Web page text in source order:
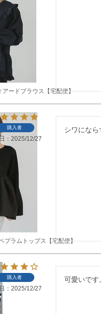
アードブラウス【宅配便】
プラムトップス【宅配便】
購入者
2025/12/27
シワになら
購入者
2025/12/27
可愛いです